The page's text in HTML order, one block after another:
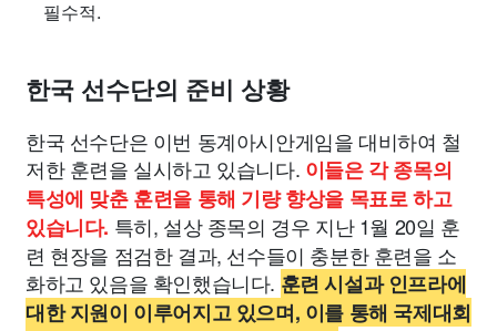
필수적.
한국 선수단의 준비 상황
한국 선수단은 이번 동계아시안게임을 대비하여 철
저한 훈련을 실시하고 있습니다. 이들은 각 종목의
특성에 맞춘 훈련을 통해 기량 향상을 목표로 하고
있습니다. 특히, 설상 종목의 경우 지난 1월 20일 훈
련 현장을 점검한 결과, 선수들이 충분한 훈련을 소
화하고 있음을 확인했습니다. 훈련 시설과 인프라에
대한 지원이 이루어지고 있으며, 이를 통해 국제대회